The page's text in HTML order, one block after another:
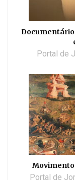
Portal de
Portal de